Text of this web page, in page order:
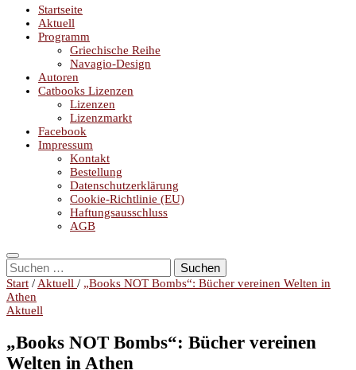
Startseite
Aktuell
Programm
Griechische Reihe
Navagio-Design
Autoren
Catbooks Lizenzen
Lizenzen
Lizenzmarkt
Facebook
Impressum
Kontakt
Bestellung
Datenschutzerklärung
Cookie-Richtlinie (EU)
Haftungsausschluss
AGB
Suchen
nach:
Start / Aktuell / „Books NOT Bombs“: Bücher vereinen Welten in
Athen
Aktuell
„Books NOT Bombs“: Bücher vereinen
Welten in Athen